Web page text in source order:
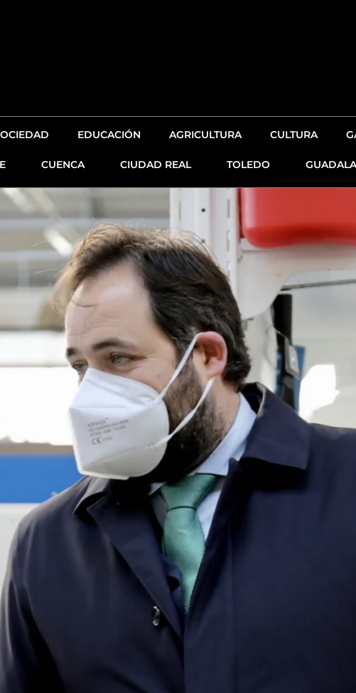
EDUCACIÓN AGRICULTURA CULTURA
CUENCA CIUDAD REAL TOLEDO